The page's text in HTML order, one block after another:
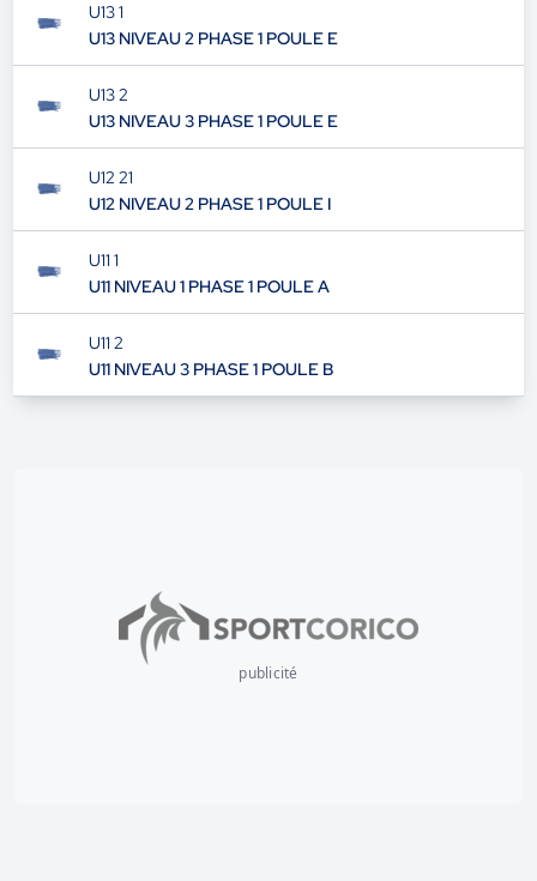
U13 1
U13 NIVEAU 2 PHASE 1 POULE E
U13 2
U13 NIVEAU 3 PHASE 1 POULE E
U12 21
U12 NIVEAU 2 PHASE 1 POULE I
U11 1
U11 NIVEAU 1 PHASE 1 POULE A
U11 2
U11 NIVEAU 3 PHASE 1 POULE B
publicité